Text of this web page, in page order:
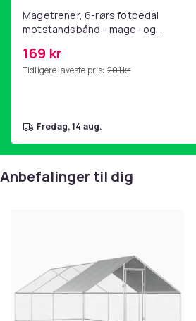
9317fb30-24af-40f1-a886-
Produktsikkerhetsinformasjon
Magetrener, 6-rørs fotpedal
motstandsbånd - mage- og
hjemmegymnastikk Pink
169 kr
Tidligere laveste pris: 201 kr
fredag, 14 aug.
Anbefalinger til dig